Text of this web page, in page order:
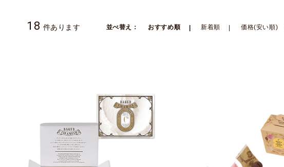
18 件あります 並べ替え： おすすめ順 新着順 価格(安い順)